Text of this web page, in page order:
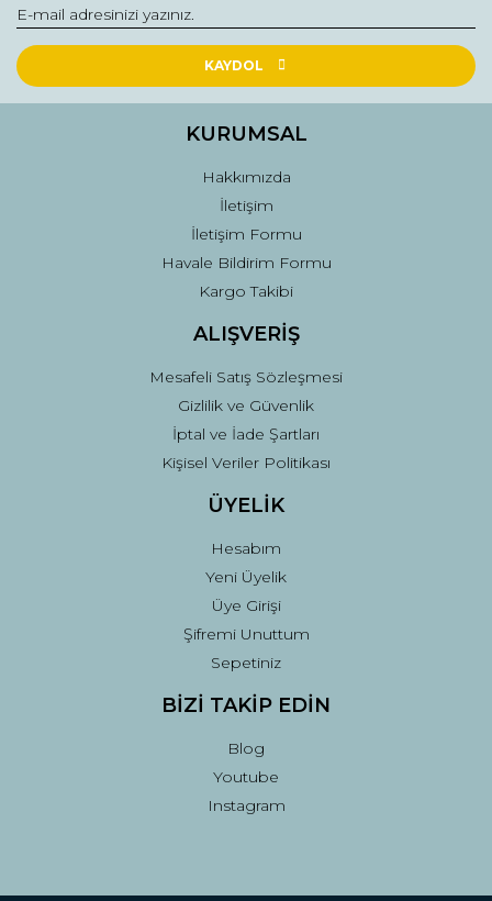
KAYDOL
KURUMSAL
Hakkımızda
İletişim
İletişim Formu
Havale Bildirim Formu
Kargo Takibi
ALIŞVERİŞ
Mesafeli Satış Sözleşmesi
Gizlilik ve Güvenlik
İptal ve İade Şartları
Kişisel Veriler Politikası
ÜYELİK
Hesabım
Yeni Üyelik
Üye Girişi
Şifremi Unuttum
Sepetiniz
BİZİ TAKİP EDİN
Blog
Youtube
Instagram